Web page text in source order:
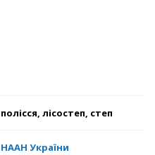
полісся, лісостеп, степ
НААН України